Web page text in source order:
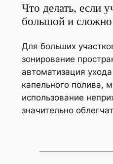
Что делать, если
большой и сложно
Для больших
зонирование
автоматизация
капельного полива,
использование
значительно